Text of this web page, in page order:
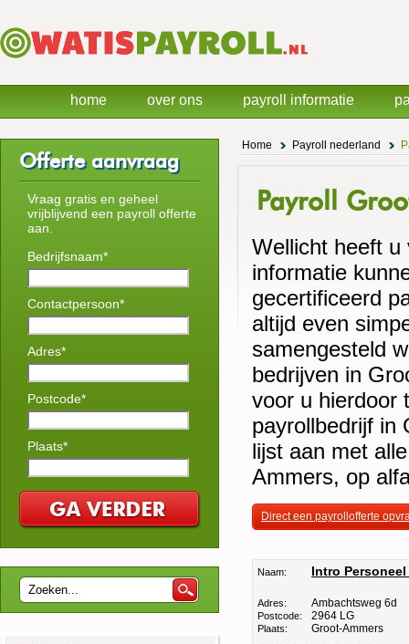
Home Payroll nederland
Payroll
Wellicht heeft u
informatie
gecertificeerd
altijd even
samengesteld
bedrijven in
voor u hierdoor
payrollbedrijf in
lijst aan met
Ammers, op
Direct een payrollofferte
Naam: Intro
Adres: Ambachtsweg 6d
Postcode: 2964 LG
Plaats: Groot-Ammers
Offerte aanvraag
Vraag gratis en geheel
vrijblijvend een payroll offerte
aan.
Bedrijfsnaam*
Contactpersoon*
Adres*
Postcode*
Plaats*
home over ons payroll informatie